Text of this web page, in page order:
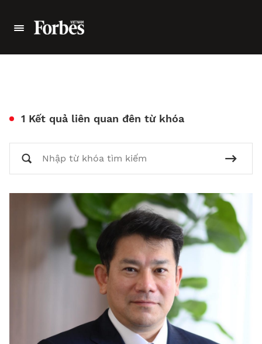
1 Kết quả liên quan đên từ khóa